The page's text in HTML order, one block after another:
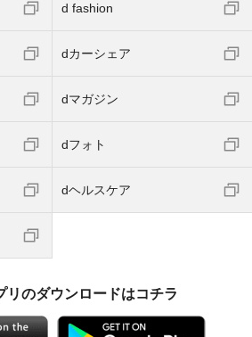
d fashion
dカーシェア
dマガジン
dフォト
dヘルスケア
リのダウンロードはコチラ